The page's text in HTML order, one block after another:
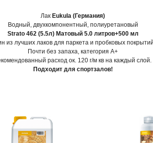
Лак Eukula (Германия)
Водный, двухкомпонентный, полиуретановый
Strato 462 (5.5л) Матовый 5.0 литров+500 мл
из лучших лаков для паркета и пробковых
Почти без запаха, категория А+
расход ок. 120 г/м кв на каждый слой.
Подходит для спортзалов!